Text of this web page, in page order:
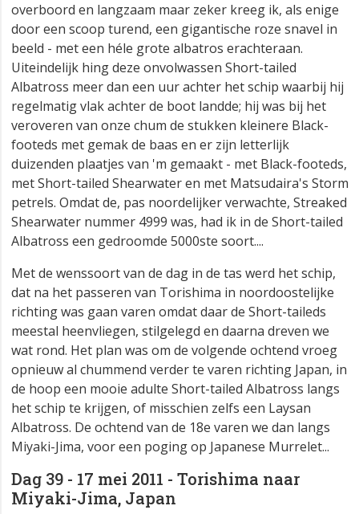
overboord en langzaam maar zeker kreeg ik, als enige
door een scoop turend, een gigantische roze snavel in
beeld - met een héle grote albatros erachteraan.
Uiteindelijk hing deze onvolwassen Short-tailed
Albatross meer dan een uur achter het schip waarbij hij
regelmatig vlak achter de boot landde; hij was bij het
veroveren van onze chum de stukken kleinere Black-
footeds met gemak de baas en er zijn letterlijk
duizenden plaatjes van 'm gemaakt - met Black-footeds,
met Short-tailed Shearwater en met Matsudaira's Storm
petrels. Omdat de, pas noordelijker verwachte, Streaked
Shearwater nummer 4999 was, had ik in de Short-tailed
Albatross een gedroomde 5000ste soort....
Met de wenssoort van de dag in de tas werd het schip,
dat na het passeren van Torishima in noordoostelijke
richting was gaan varen omdat daar de Short-taileds
meestal heenvliegen, stilgelegd en daarna dreven we
wat rond. Het plan was om de volgende ochtend vroeg
opnieuw al chummend verder te varen richting Japan, in
de hoop een mooie adulte Short-tailed Albatross langs
het schip te krijgen, of misschien zelfs een Laysan
Albatross. De ochtend van de 18e varen we dan langs
Miyaki-Jima, voor een poging op Japanese Murrelet...
Dag 39 - 17 mei 2011 - Torishima naar
Miyaki-Jima, Japan